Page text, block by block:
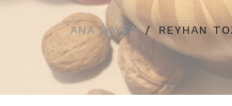
ANA SAYFA REYHAN